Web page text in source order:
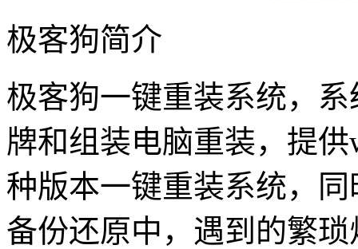
极客狗简介
极客狗一键重装系统，
牌和组装电脑重装，提
种版本一键重装系统，
备份还原中，遇到的繁